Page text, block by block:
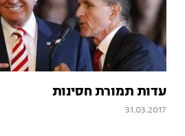
עדות תמורת חסינות
31.03.2017